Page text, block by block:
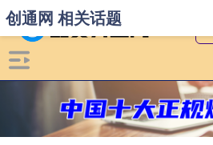
创通网 相关话题